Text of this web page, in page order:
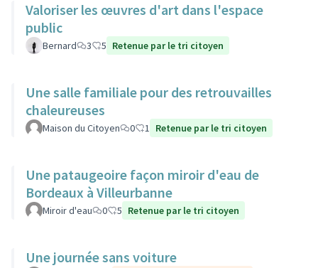
Valoriser les œuvres d'art dans l'espace
public
Bernard 3 5 Retenue par le tri citoyen
Une salle familiale pour des retrouvailles
chaleureuses
Maison du Citoyen 0 1 Retenue par le tri citoyen
Une pataugeoire façon miroir d'eau de
Bordeaux à Villeurbanne
Miroir d'eau 0 5 Retenue par le tri citoyen
Une journée sans voiture